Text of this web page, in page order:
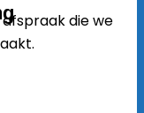
die we